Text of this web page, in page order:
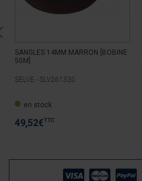
SANGLES 14MM MARRON [BOBINE
50M]
SELVE - SLV261330
en stock
49,52€TTC